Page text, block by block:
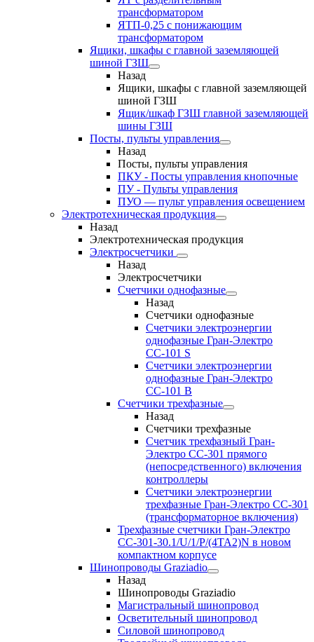
трансформатором
ЯТП-0,25 с понижающим
трансформатором
Ящики, шкафы с главной заземляющей
шиной ГЗШ
Назад
Ящики, шкафы с главной заземляющей
шиной ГЗШ
Ящик/шкаф ГЗШ главной заземляющей
шины ГЗШ
Посты, пульты управления
Назад
Посты, пульты управления
ПКУ - Посты управления кнопочные
ПУ - Пульты управления
ПУО — пульт управления освещением
Электротехническая продукция
Назад
Электротехническая продукция
Электросчетчики
Назад
Электросчетчики
Счетчики однофазные
Назад
Счетчики однофазные
Счетчики электроэнергии
однофазные Гран-Электро
СС-101 S
Счетчики электроэнергии
однофазные Гран-Электро
СС-101 B
Счетчики трехфазные
Назад
Счетчики трехфазные
Счетчик трехфазный Гран-
Электро CC-301 прямого
(непосредственного) включения
контроллеры
Счетчики электроэнергии
трехфазные Гран-Электро CC-301
(трансформаторное включения)
Трехфазные счетчики Гран-Электро
СС-301-30.1/U/1/P/(4TA2)N в новом
компактном корпусе
Шинопроводы Graziadio
Назад
Шинопроводы Graziadio
Магистральный шинопровод
Осветительный шинопровод
Силовой шинопровод